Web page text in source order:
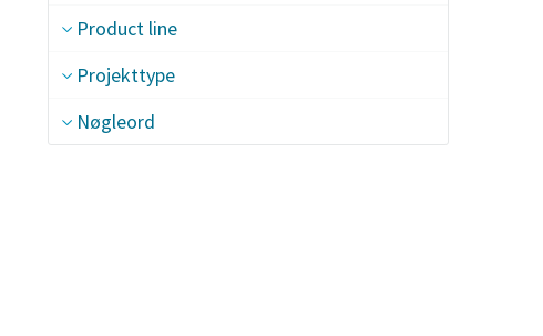
Product line
Projekttype
Nøgleord